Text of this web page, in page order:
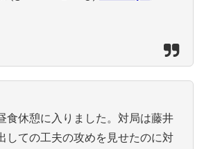
食休憩に入りました。対局は藤井
しての工夫の攻めを見せたのに対